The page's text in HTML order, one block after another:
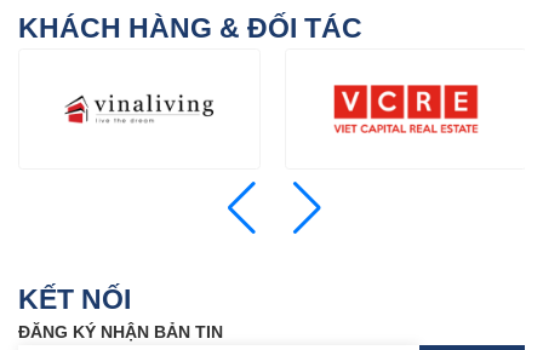
KHÁCH HÀNG & ĐỐI TÁC
KẾT NỐI
ĐĂNG KÝ NHẬN BẢN TIN